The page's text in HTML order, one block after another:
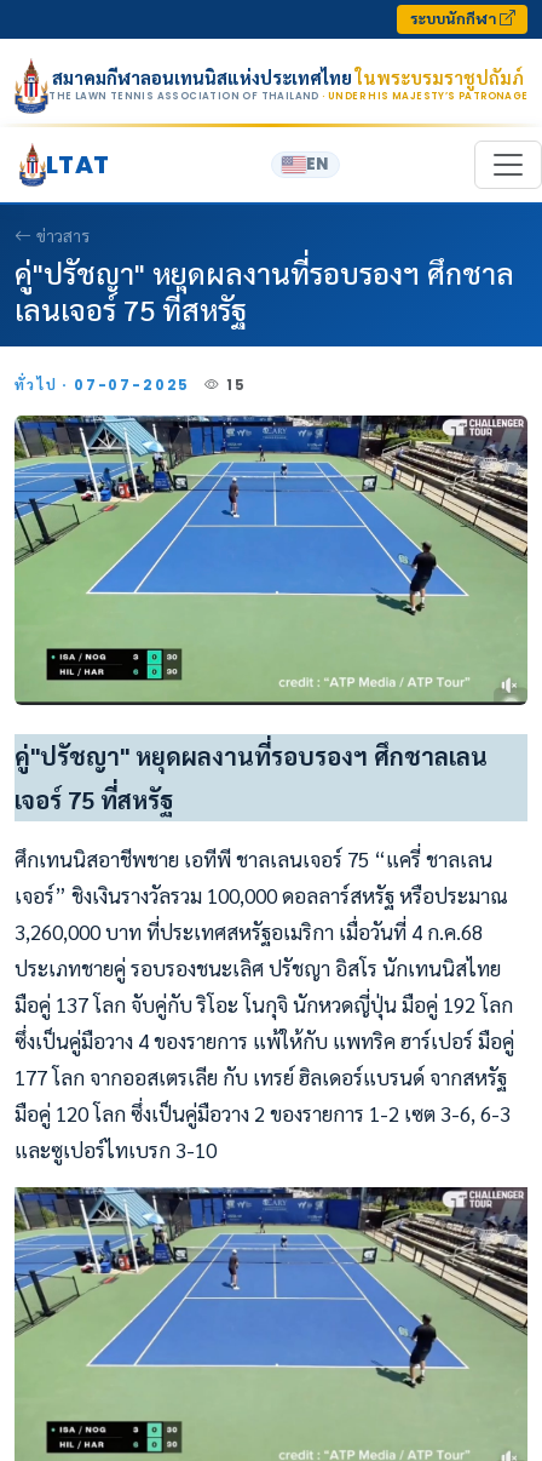
ระบบนักกีฬา
สมาคมกีฬาลอนเทนนิสแห่งประเทศไทยในพระบรมราชูปถัมภ์
THE LAWN TENNIS ASSOCIATION OF THAILAND · UNDER HIS MAJESTY’S PATRONAGE
LTAT EN
ข่าวสาร
คู่"ปรัชญา" หยุดผลงานที่รอบรองฯ ศึกชาล
เลนเจอร์ 75 ที่สหรัฐ
ทั่วไป · 07-07-2025 15
คู่"ปรัชญา" หยุดผลงานที่รอบรองฯ ศึกชาลเลน
เจอร์ 75 ที่สหรัฐ
ศึกเทนนิสอาชีพชาย เอทีพี ชาลเลนเจอร์ 75 “แครี่ ชาลเลน
เจอร์” ชิงเงินรางวัลรวม 100,000 ดอลลาร์สหรัฐ หรือประมาณ
3,260,000 บาท ที่ประเทศสหรัฐอเมริกา เมื่อวันที่ 4 ก.ค.68
ประเภทชายคู่ รอบรองชนะเลิศ ปรัชญา อิสโร นักเทนนิสไทย
มือคู่ 137 โลก จับคู่กับ ริโอะ โนกุจิ นักหวดญี่ปุ่น มือคู่ 192 โลก
ซึ่งเป็นคู่มือวาง 4 ของรายการ แพ้ให้กับ แพทริค ฮาร์เปอร์ มือคู่
177 โลก จากออสเตรเลีย กับ เทรย์ ฮิลเดอร์แบรนด์ จากสหรัฐ
มือคู่ 120 โลก ซึ่งเป็นคู่มือวาง 2 ของรายการ 1-2 เซต 3-6, 6-3
และซูเปอร์ไทเบรก 3-10